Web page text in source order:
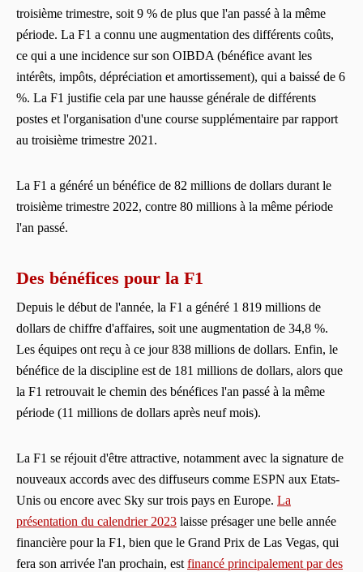
troisième trimestre, soit 9 % de plus que l'an passé à la même
période. La F1 a connu une augmentation des différents coûts,
ce qui a une incidence sur son OIBDA (bénéfice avant les
intérêts, impôts, dépréciation et amortissement), qui a baissé de 6
%. La F1 justifie cela par une hausse générale de différents
postes et l'organisation d'une course supplémentaire par rapport
au troisième trimestre 2021.
La F1 a généré un bénéfice de 82 millions de dollars durant le
troisième trimestre 2022, contre 80 millions à la même période
l'an passé.
Des bénéfices pour la F1
Depuis le début de l'année, la F1 a généré 1 819 millions de
dollars de chiffre d'affaires, soit une augmentation de 34,8 %.
Les équipes ont reçu à ce jour 838 millions de dollars. Enfin, le
bénéfice de la discipline est de 181 millions de dollars, alors que
la F1 retrouvait le chemin des bénéfices l'an passé à la même
période (11 millions de dollars après neuf mois).
La F1 se réjouit d'être attractive, notamment avec la signature de
nouveaux accords avec des diffuseurs comme ESPN aux Etats-
Unis ou encore avec Sky sur trois pays en Europe. La
présentation du calendrier 2023 laisse présager une belle année
financière pour la F1, bien que le Grand Prix de Las Vegas, qui
fera son arrivée l'an prochain, est financé principalement par des